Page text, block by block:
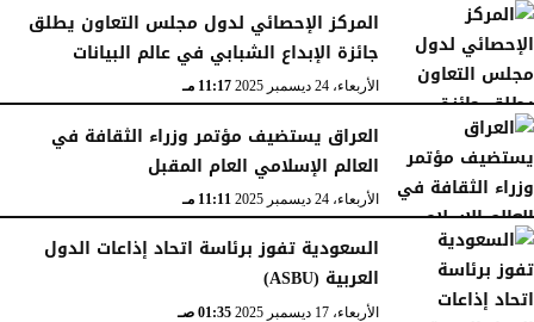
المركز الإحصائي لدول مجلس التعاون يطلق
جائزة الإبداع الشبابي في عالم البيانات
الأربعاء، 24 ديسمبر 2025 11:17 مـ
العراق يستضيف مؤتمر وزراء الثقافة في
العالم الإسلامي العام المقبل
الأربعاء، 24 ديسمبر 2025 11:11 مـ
السعودية تفوز برئاسة اتحاد إذاعات الدول
العربية (ASBU)
الأربعاء، 17 ديسمبر 2025 01:35 صـ